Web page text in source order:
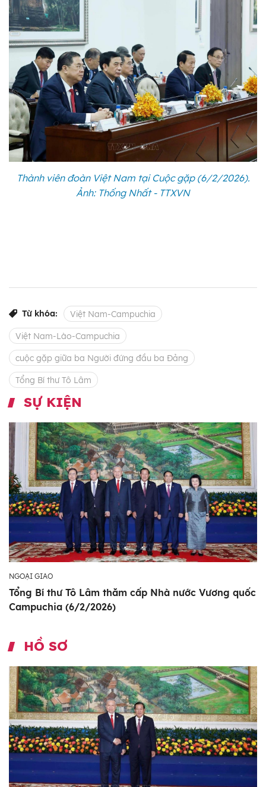
Thành viên đoàn Việt Nam tại Cuộc gặp (6/2/2026).
Ảnh: Thống Nhất - TTXVN
Từ khóa: Việt Nam-Campuchia
Việt Nam-Lào-Campuchia
cuộc gặp giữa ba Người đứng đầu ba Đảng
Tổng Bí thư Tô Lâm
SỰ KIỆN
NGOẠI GIAO
Tổng Bí thư Tô Lâm thăm cấp Nhà nước Vương quốc
Campuchia (6/2/2026)
HỒ SƠ